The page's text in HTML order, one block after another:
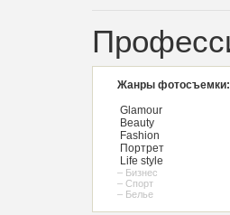
Жанры фотосъемки:
Glamour
Beauty
Fashion
Портрет
Life style
– Бизнес
– Спорт
– Белье